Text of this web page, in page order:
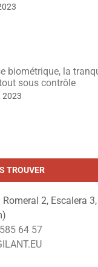
biométrique, la
sous contrôle
2023
TROUVER
Romeral 2, Escalera
64 57